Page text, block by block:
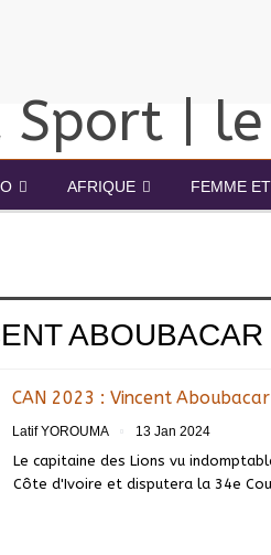
AFRIQUE FEMME
CAN 2023 : Vincent
Latif YOROUMA 13 Jan 2024
Le capitaine des Lions vu
Côte d'Ivoire et disputera la 34e